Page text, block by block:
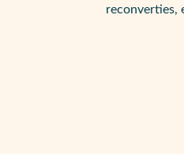
reconverties,